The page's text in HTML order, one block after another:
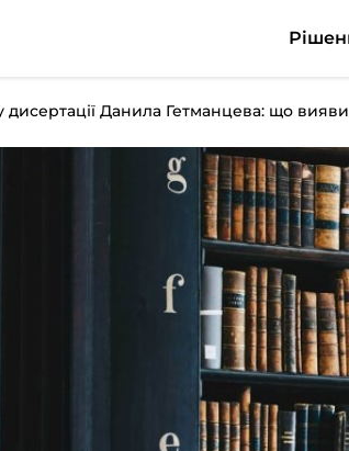
дисертації Данила Гетманцева: що